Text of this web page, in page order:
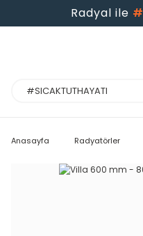
Radyal ile #
Anasayfa Radyatörler